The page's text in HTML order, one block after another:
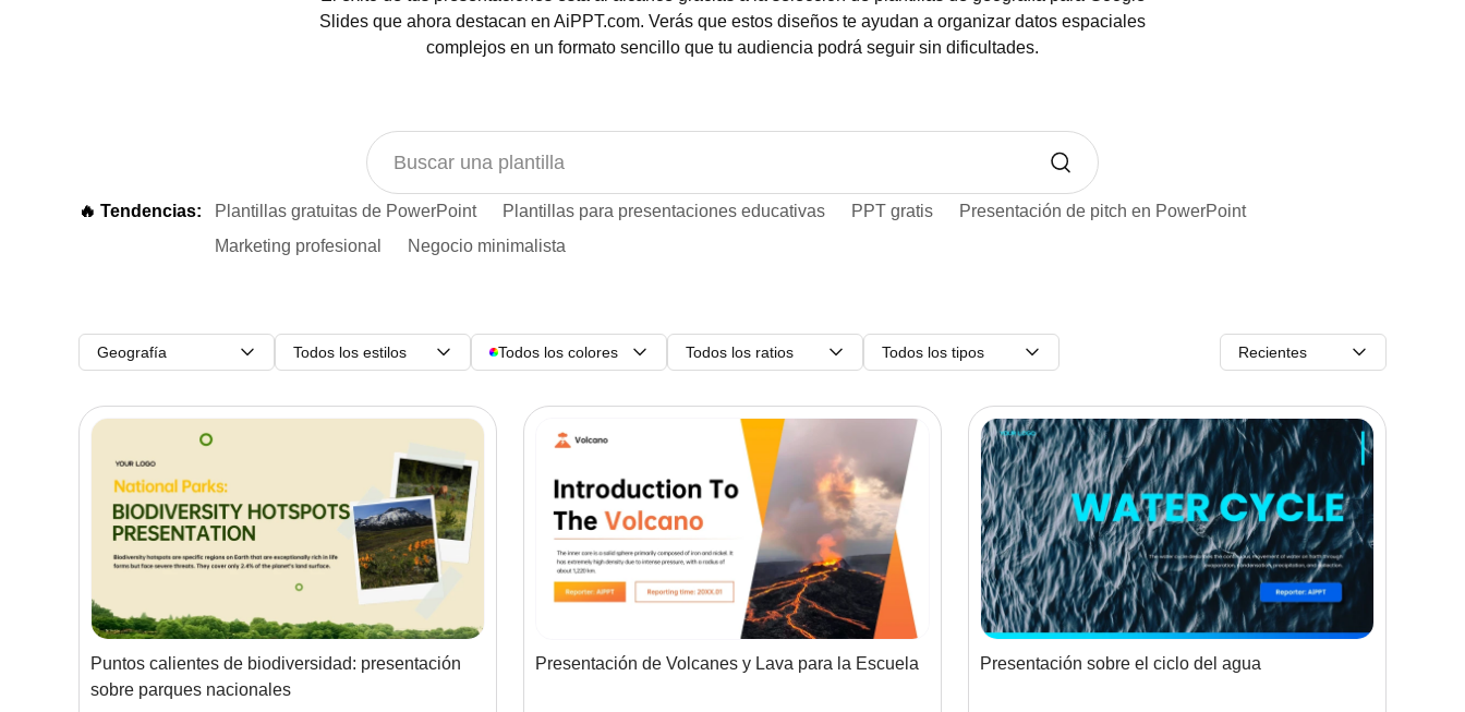
Slides que ahora destacan en AiPPT.com. Verás que estos diseños te ayudan a organizar datos espaciales
complejos en un formato sencillo que tu audiencia podrá seguir sin dificultades.
🔥 Tendencias: Plantillas gratuitas de PowerPoint Plantillas para presentaciones educativas PPT gratis
Presentación de pitch en PowerPoint
Marketing profesional
Negocio minimalista
Geografía Todos los estilos Todos los colores Todos los ratios Todos los tipos Recientes
Puntos calientes de biodiversidad: presentación
sobre parques nacionales
Presentación de Volcanes y Lava para la Escuela Presentación sobre el ciclo del agua